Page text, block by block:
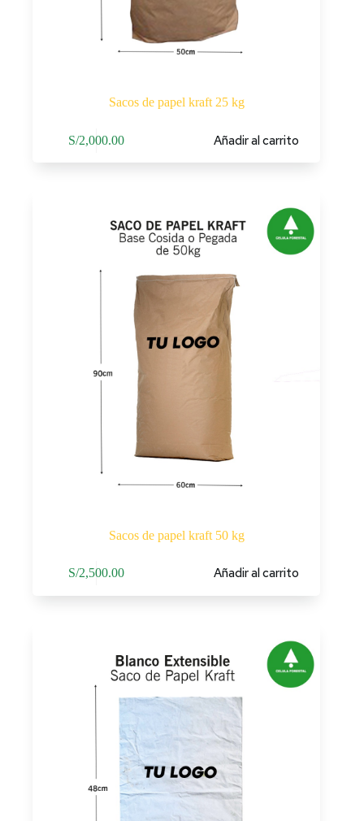
Sacos de papel kraft 25 kg
S/2,000.00 Añadir al carrito
Sacos de papel kraft 50 kg
S/2,500.00 Añadir al carrito